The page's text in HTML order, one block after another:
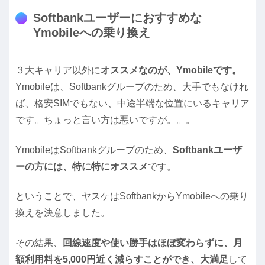
Softbankユーザーにおすすめな
Ymobileへの乗り換え
３大キャリア以外にオススメなのが、Ymobileです。
Ymobileは、Softbankグループのため、大手でもなけれ
ば、格安SIMでもない、中途半端な位置にいるキャリア
です。ちょっと言い方は悪いですが。。。
YmobileはSoftbankグループのため、 Softbankユーザ
ーの方には、特に特にオススメです。
ということで、ヤスケはSoftbankからYmobileへの乗り
換えを決意しました。
その結果、
回線速度や使い勝手はほぼ変わらずに、月
額利用料を5,000円近く減らすことができ、大満足 して